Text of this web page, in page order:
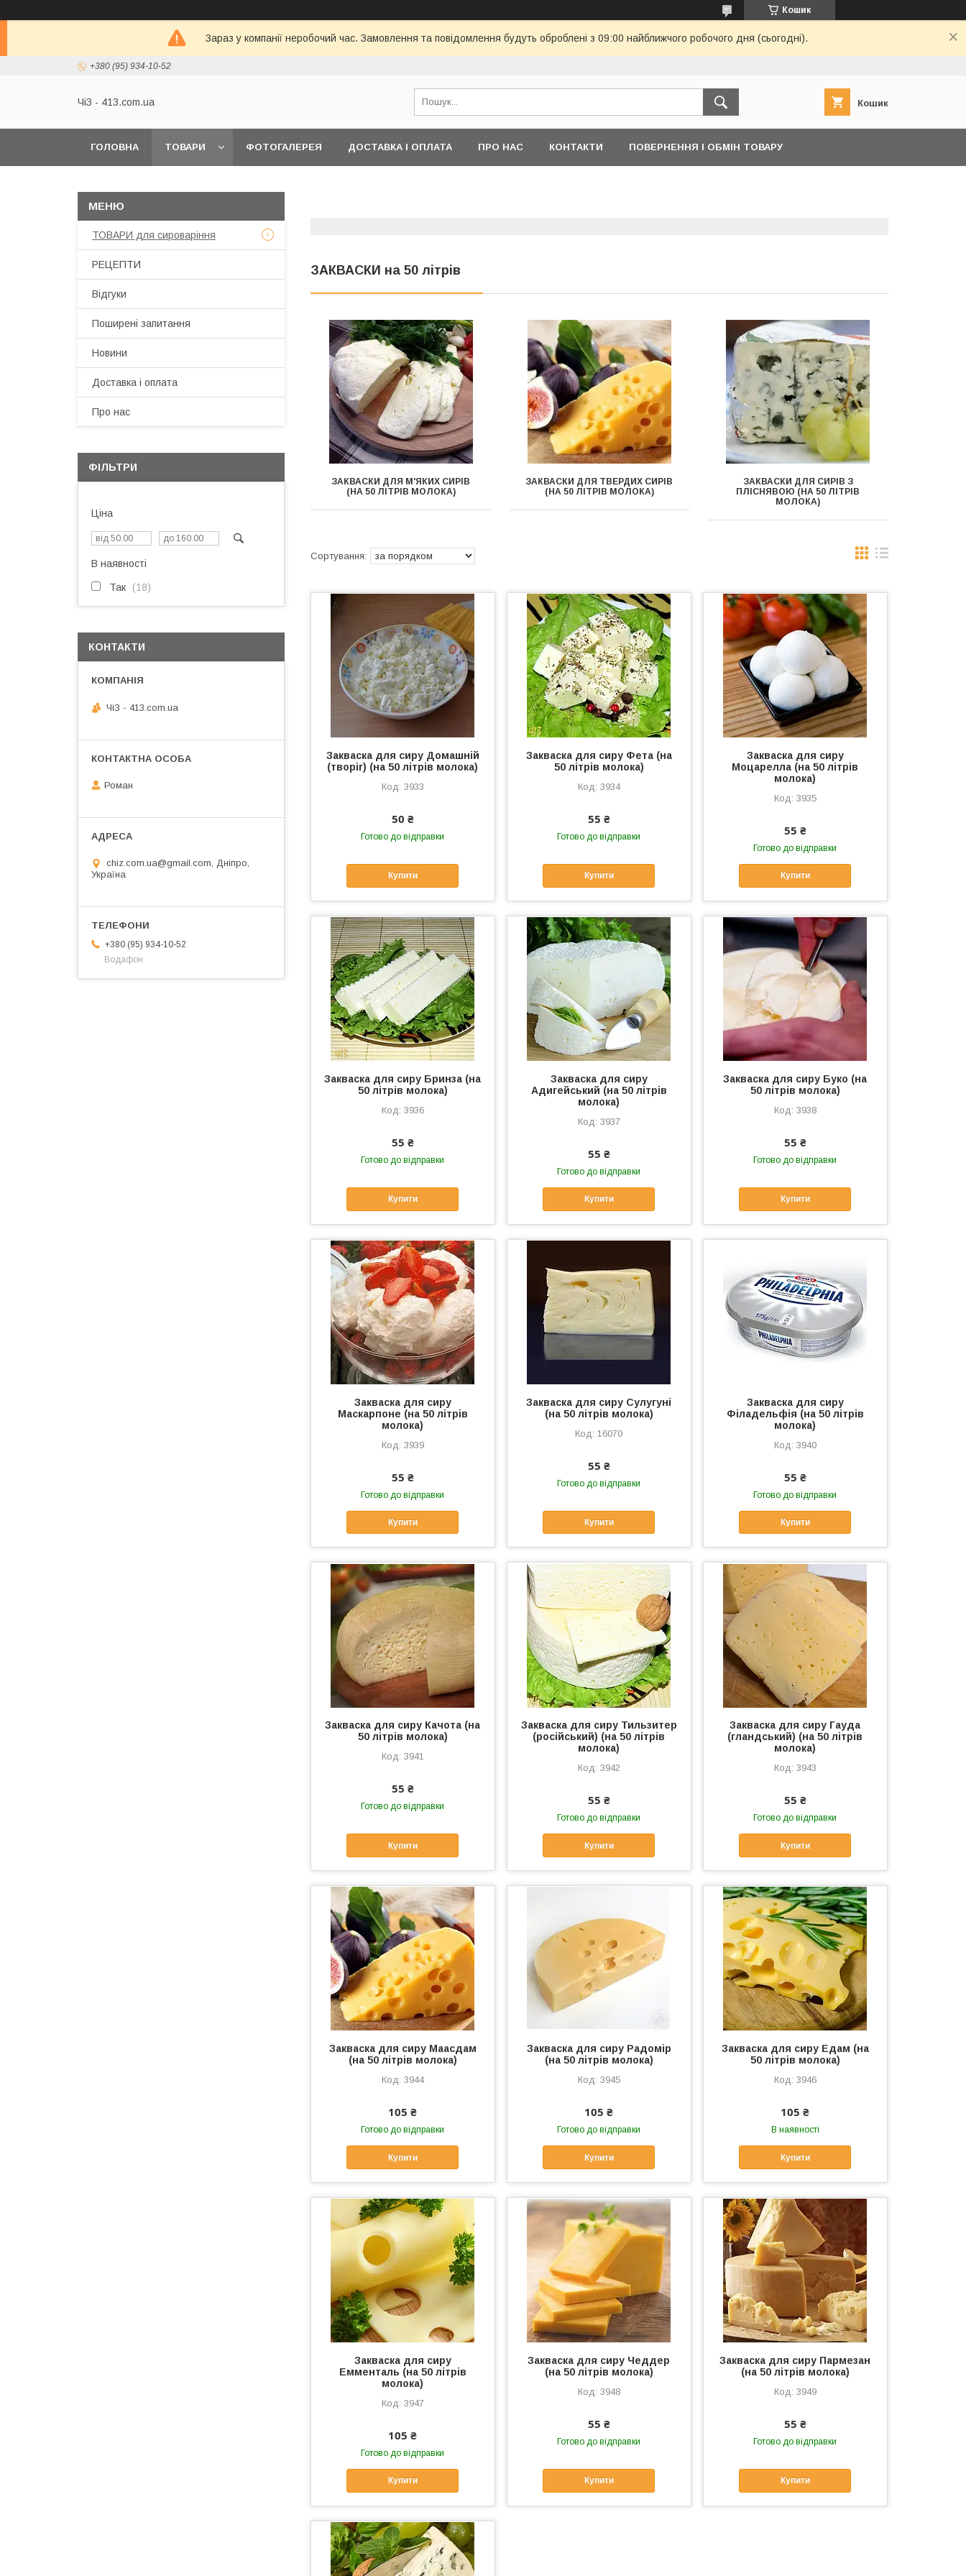
Кошик
Зараз у компанії неробочий час. Замовлення та повідомлення будуть оброблені з 09:00 найближчого робочого дня (сьогодні).
+380 (95) 934-10-52
ЧіЗ - 413.com.ua Кошик
ГОЛОВНА ТОВАРИ ФОТОГАЛЕРЕЯ ДОСТАВКА І ОПЛАТА ПРО НАС КОНТАКТИ ПОВЕРНЕННЯ І ОБМІН ТОВАРУ
ЗАКВАСКИ на 50 літрів
ЗАКВАСКИ ДЛЯ М'ЯКИХ СИРІВ
(НА 50 ЛІТРІВ МОЛОКА)
ЗАКВАСКИ ДЛЯ ТВЕРДИХ СИРІВ
(НА 50 ЛІТРІВ МОЛОКА)
ЗАКВАСКИ ДЛЯ СИРІВ З
ПЛІСНЯВОЮ (НА 50 ЛІТРІВ
МОЛОКА)
Закваска для сиру Домашній
(творіг) (на 50 літрів молока)
3933
50 ₴
Готово до відправки
Купити
Закваска для сиру Фета (на
50 літрів молока)
3934
55 ₴
Готово до відправки
Купити
Закваска для сиру
Моцарелла (на 50 літрів
молока)
3935
55 ₴
Готово до відправки
Купити
Закваска для сиру Бринза (на
50 літрів молока)
3936
55 ₴
Готово до відправки
Купити
Закваска для сиру
Адигейський (на 50 літрів
молока)
3937
55 ₴
Готово до відправки
Купити
Закваска для сиру Буко (на
50 літрів молока)
3938
55 ₴
Готово до відправки
Купити
Закваска для сиру
Маскарпоне (на 50 літрів
молока)
3939
55 ₴
Готово до відправки
Купити
Закваска для сиру Сулугуні
(на 50 літрів молока)
16070
55 ₴
Готово до відправки
Купити
Закваска для сиру
Філадельфія (на 50 літрів
молока)
3940
55 ₴
Готово до відправки
Купити
Закваска для сиру Качота (на
50 літрів молока)
3941
55 ₴
Готово до відправки
Купити
Закваска для сиру Тильзитер
(російський) (на 50 літрів
молока)
3942
55 ₴
Готово до відправки
Купити
Закваска для сиру Гауда
(гландський) (на 50 літрів
молока)
3943
55 ₴
Готово до відправки
Купити
Закваска для сиру Маасдам
(на 50 літрів молока)
3944
105 ₴
Готово до відправки
Купити
Закваска для сиру Радомір
(на 50 літрів молока)
3945
105 ₴
Готово до відправки
Купити
Закваска для сиру Едам (на
50 літрів молока)
3946
105 ₴
В наявності
Купити
Закваска для сиру
Емменталь (на 50 літрів
молока)
3947
105 ₴
Готово до відправки
Купити
Закваска для сиру Чеддер
(на 50 літрів молока)
3948
55 ₴
Готово до відправки
Купити
Закваска для сиру Пармезан
(на 50 літрів молока)
3949
55 ₴
Готово до відправки
Купити
ТОВАРИ для сироваріння
РЕЦЕПТИ
Відгуки
Поширені запитання
Новини
Доставка і оплата
Про нас
ФІЛЬТРИ
Ціна
В наявності
Так 18
КОНТАКТИ
ЧiЗ - 413.com.ua
Роман
chiz.com.ua@gmail.com, Дніпро,
Україна
+380 (95) 934-10-52
Водафон